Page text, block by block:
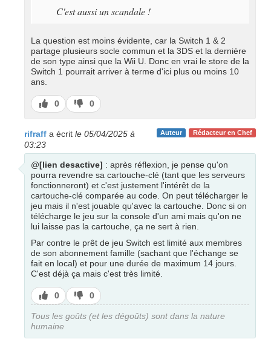
C'est aussi un scandale !
La question est moins évidente, car la Switch 1 & 2
partage plusieurs socle commun et la 3DS et la dernière
de son type ainsi que la Wii U. Donc en vrai le store de la
Switch 1 pourrait arriver à terme d'ici plus ou moins 10
ans.
J’aime
0
J’aime
pas
0
Rédacteur en Chef
Auteur
rifraff a écrit le 05/04/2025 à
03:23
@[lien desactive] : après réflexion, je pense qu'on
pourra revendre sa cartouche-clé (tant que les serveurs
fonctionneront) et c'est justement l'intérêt de la
cartouche-clé comparée au code. On peut télécharger le
jeu mais il n'est jouable qu'avec la cartouche. Donc si on
télécharge le jeu sur la console d'un ami mais qu'on ne
lui laisse pas la cartouche, ça ne sert à rien.
Par contre le prêt de jeu Switch est limité aux membres
de son abonnement famille (sachant que l'échange se
fait en local) et pour une durée de maximum 14 jours.
C'est déjà ça mais c'est très limité.
J’aime
0
J’aime
pas
0
Tous les goûts (et les dégoûts) sont dans la nature
humaine